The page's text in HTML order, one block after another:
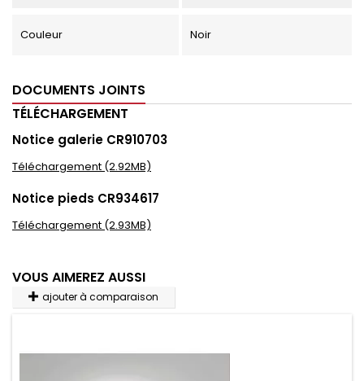
Couleur Noir
DOCUMENTS JOINTS
TÉLÉCHARGEMENT
Notice galerie CR910703
Téléchargement (2.92MB)
Notice pieds CR934617
Téléchargement (2.93MB)
VOUS AIMEREZ AUSSI
ajouter à comparaison